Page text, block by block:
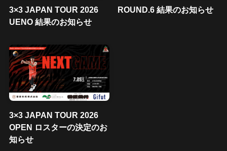
3×3 JAPAN TOUR 2026
UENO 結果のお知らせ
ROUND.6 結果のお知らせ
3×3 JAPAN TOUR 2026
OPEN ロスターの決定のお
知らせ